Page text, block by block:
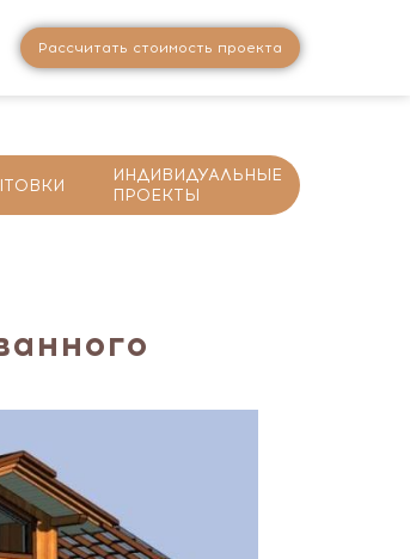
Рассчитать стоимость проекта
ИНДИВИДУАЛЬНЫЕ
ПРОЕКТЫ